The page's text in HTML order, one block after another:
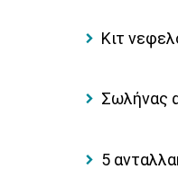
Κιτ
Σωλήνας
5